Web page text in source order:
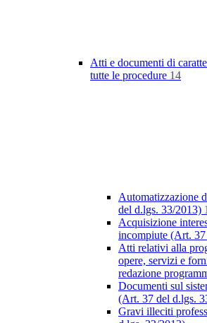
Atti e documenti di
tutte le procedure 14
Automatizzazione
del d.lgs. 33/2013) 1
Acquisizione
incompiute (Art.
Atti relativi alla
opere, servizi e
redazione
Documenti sul
(Art. 37 del d.lgs.
Gravi illeciti